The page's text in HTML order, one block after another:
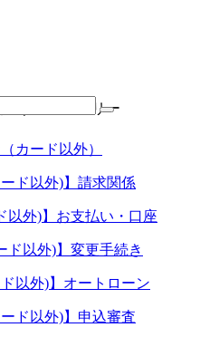
連するカテゴリー
カード以外）
ード以外)】請求関係
以外)】お支払い・口座
ド以外)】変更手続き
以外)】オートローン
ード以外)】申込審査